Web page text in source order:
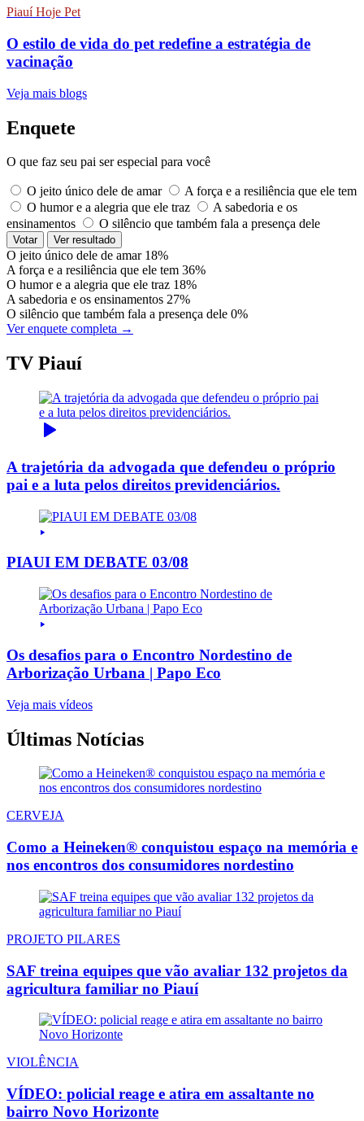
Piauí Hoje Pet
O estilo de vida do pet redefine a estratégia de
vacinação
Veja mais blogs
Enquete
O que faz seu pai ser especial para você
O jeito único dele de amar
A força e a resiliência que ele tem
O humor e a alegria que ele traz
A sabedoria e os
ensinamentos
O silêncio que também fala a presença dele
Votar Ver resultado
O jeito único dele de amar 18%
A força e a resiliência que ele tem 36%
O humor e a alegria que ele traz 18%
A sabedoria e os ensinamentos 27%
O silêncio que também fala a presença dele 0%
Ver enquete completa →
TV Piauí
A trajetória da advogada que defendeu o próprio
pai e a luta pelos direitos previdenciários.
PIAUI EM DEBATE 03/08
Os desafios para o Encontro Nordestino de
Arborização Urbana | Papo Eco
Veja mais vídeos
Últimas Notícias
CERVEJA
Como a Heineken® conquistou espaço na memória e
nos encontros dos consumidores nordestino
PROJETO PILARES
SAF treina equipes que vão avaliar 132 projetos da
agricultura familiar no Piauí
VIOLÊNCIA
VÍDEO: policial reage e atira em assaltante no
bairro Novo Horizonte